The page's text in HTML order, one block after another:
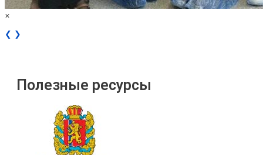
×
❮ ❯
Полезные ресурсы